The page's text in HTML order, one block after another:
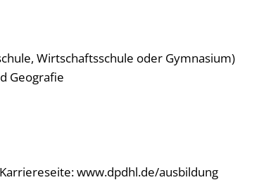
Wirtschaftsschule oder Gymnasium)
Geografie
www.dpdhl.de/ausbildung